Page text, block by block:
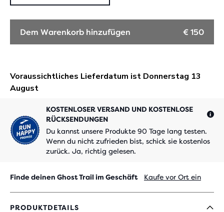
Dem Warenkorb hinzufügen € 150
KOSTENLOSER VERSAND UND KOSTENLOSE
RÜCKSENDUNGEN
Du kannst unsere Produkte 90 Tage lang testen.
Wenn du nicht zufrieden bist, schick sie kostenlos
zurück. Ja, richtig gelesen.
Finde deinen Ghost Trail im Geschäft Kaufe vor Ort ein
PRODUKTDETAILS